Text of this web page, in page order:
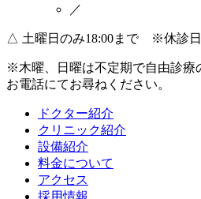
／
△ 土曜日のみ18:00まで ※休診
※木曜、日曜は不定期で自由診療
お電話にてお尋ねください。
ドクター紹介
クリニック紹介
設備紹介
料金について
アクセス
採用情報